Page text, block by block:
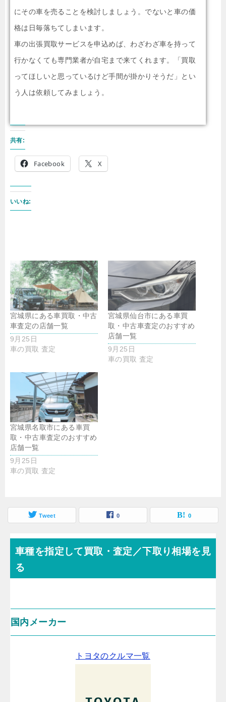
にその車を売ることを検討しましょう。でないと車の価
格は日毎落ちてしまいます。
車の出張買取サービスを申込めば、わざわざ車を持って
行かなくても専門業者が自宅まで来てくれます。「買取
ってほしいと思っているけど手間が掛かりそうだ」とい
う人は依頼してみましょう。
共有:
Facebook X
いいね:
宮城県にある車買取・中古
車査定の店舗一覧
9月25日
車の買取 査定
宮城県仙台市にある車買
取・中古車査定のおすすめ
店舗一覧
9月25日
車の買取 査定
宮城県名取市にある車買
取・中古車査定のおすすめ
店舗一覧
9月25日
車の買取 査定
Tweet 0 0
車種を指定して買取・査定／下取り相場を見
る
国内メーカー
トヨタのクルマ一覧